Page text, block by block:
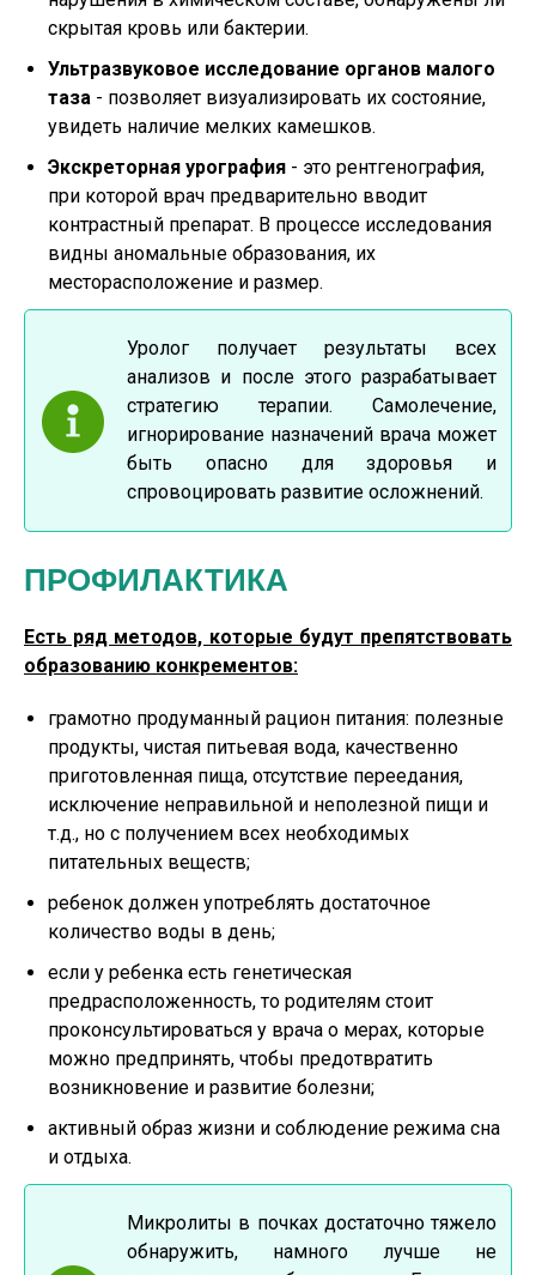
скрытая кровь или бактерии.
Ультразвуковое исследование органов малого
таза - позволяет визуализировать их состояние,
увидеть наличие мелких камешков.
Экскреторная урография - это рентгенография,
при которой врач предварительно вводит
контрастный препарат. В процессе исследования
видны аномальные образования, их
месторасположение и размер.
Уролог получает результаты всех
анализов и после этого разрабатывает
стратегию терапии. Самолечение,
игнорирование назначений врача может
быть опасно для здоровья и
спровоцировать развитие осложнений.
ПРОФИЛАКТИКА
Есть ряд методов, которые будут препятствовать
образованию конкрементов:
грамотно продуманный рацион питания: полезные
продукты, чистая питьевая вода, качественно
приготовленная пища, отсутствие переедания,
исключение неправильной и неполезной пищи и
т.д., но с получением всех необходимых
питательных веществ;
ребенок должен употреблять достаточное
количество воды в день;
если у ребенка есть генетическая
предрасположенность, то родителям стоит
проконсультироваться у врача о мерах, которые
можно предпринять, чтобы предотвратить
возникновение и развитие болезни;
активный образ жизни и соблюдение режима сна
и отдыха.
Микролиты в почках достаточно тяжело
обнаружить, намного лучше не